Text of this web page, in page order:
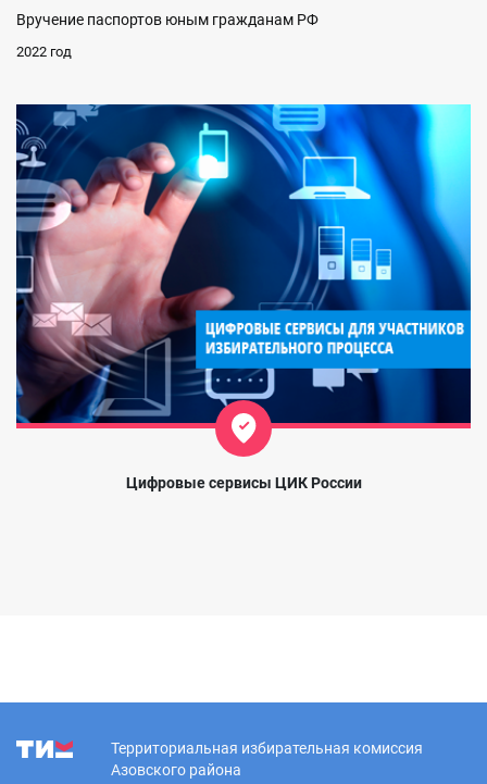
Вручение паспортов юным гражданам РФ
2022 год
Цифровые сервисы ЦИК России
Территориальная избирательная комиссия
Азовского района